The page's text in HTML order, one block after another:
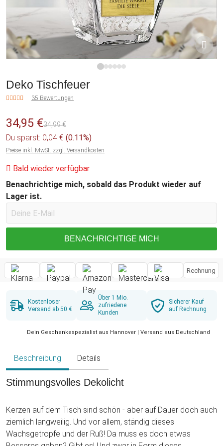
Deko Tischfeuer
35 Bewertungen
34,95 €34,99 €
Du sparst: 0,04 € (0.11%)
Preise inkl. MwSt. zzgl. Versandkosten
Bald wieder verfügbar
Benachrichtige mich, sobald das Produkt wieder auf
Lager ist.
BENACHRICHTIGE MICH
Rechnung
Kostenloser
Versand ab 50 €
Über 1 Mio.
zufriedene
Kunden
Sicherer Kauf
auf Rechnung
Dein Geschenkespezialist aus Hannover | Versand aus Deutschland
Beschreibung Details
Stimmungsvolles Dekolicht
Kerzen auf dem Tisch sind schön - aber auf Dauer doch auch
ziemlich langweilig. Und vor allem, ständig dieses
Wachsgetropfe und der Ruß! Da muss es doch etwas